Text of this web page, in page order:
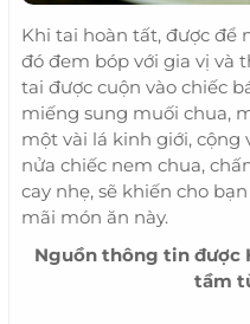
Khi tai hoàn tất, được để
đó đem bóp với gia vị và
tai được cuộn vào chiếc
miếng sung muối chua,
một vài lá kinh giới,
nửa chiếc nem chua,
cay nhẹ, sẽ khiến cho
mãi món ăn này.
Nguồn thông tin được
tầm